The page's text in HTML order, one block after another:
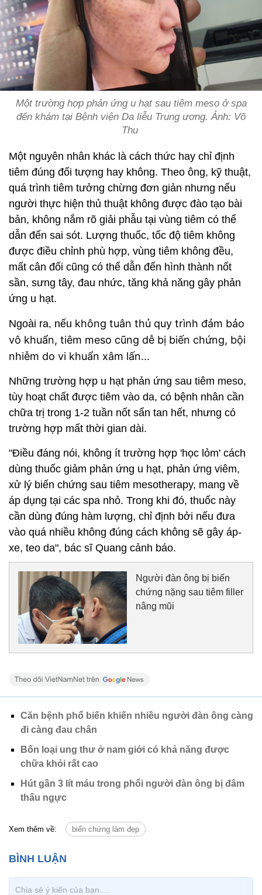
Một trường hợp phản ứng u hạt sau tiêm meso ở spa
đến khám tại Bệnh viện Da liễu Trung ương. Ảnh: Võ
Thu
Một nguyên nhân khác là cách thức hay chỉ định
tiêm đúng đối tượng hay không. Theo ông, kỹ thuật,
quá trình tiêm tưởng chừng đơn giản nhưng nếu
người thực hiện thủ thuật không được đào tạo bài
bản, không nắm rõ giải phẫu tại vùng tiêm có thể
dẫn đến sai sót. Lượng thuốc, tốc độ tiêm không
được điều chỉnh phù hợp, vùng tiêm không đều,
mất cân đối cũng có thể dẫn đến hình thành nốt
sần, sưng tây, đau nhức, tăng khả năng gây phản
ứng u hạt.
Ngoài ra, nếu không tuân thủ quy trình đảm bảo
vô khuẩn, tiêm meso cũng dễ bị biến chứng, bội
nhiễm do vi khuẩn xâm lấn...
Những trường hợp u hạt phản ứng sau tiêm meso,
tùy hoạt chất được tiêm vào da, có bệnh nhân cần
chữa trị trong 1-2 tuần nốt sẩn tan hết, nhưng có
trường hợp mất thời gian dài.
"Điều đáng nói, không ít trường hợp 'học lỏm' cách
dùng thuốc giảm phản ứng u hạt, phản ứng viêm,
xử lý biến chứng sau tiêm mesotherapy, mang về
áp dụng tại các spa nhỏ. Trong khi đó, thuốc này
cần dùng đúng hàm lượng, chỉ định bởi nếu đưa
vào quá nhiều không đúng cách không sẽ gây áp-
xe, teo da", bác sĩ Quang cảnh báo.
Người đàn ông bị biến
chứng nặng sau tiêm filler
nâng mũi
Căn bệnh phổ biến khiến nhiều người đàn ông càng
đi càng đau chân
Bốn loại ung thư ở nam giới có khả năng được
chữa khỏi rất cao
Hút gần 3 lít máu trong phổi người đàn ông bị đâm
thấu ngực
Xem thêm về: biến chứng làm đẹp